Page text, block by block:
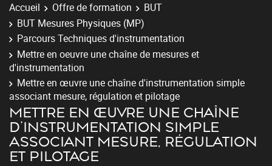
Accueil Offre de formation
BUT
BUT Mesures Physiques (MP)
Parcours Techniques d'instrumentation
Mettre en oeuvre une chaîne de mesures et
d'instrumentation
Mettre en œuvre une chaîne d'instrumentation simple
associant mesure, régulation et pilotage
METTRE EN ŒUVRE UNE CHAÎNE
D'INSTRUMENTATION SIMPLE
ASSOCIANT MESURE, RÉGULATION
ET PILOTAGE